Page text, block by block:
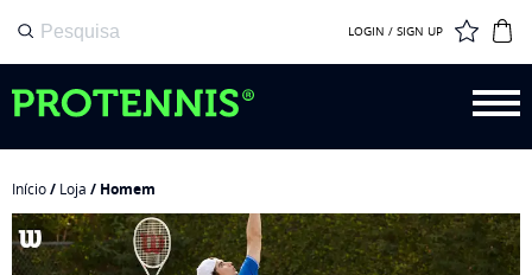
LOGIN / SIGN UP
Início/ Loja / Homem